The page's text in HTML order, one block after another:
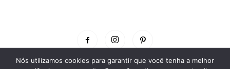
Nós utilizamos cookies para garantir que você tenha a melhor